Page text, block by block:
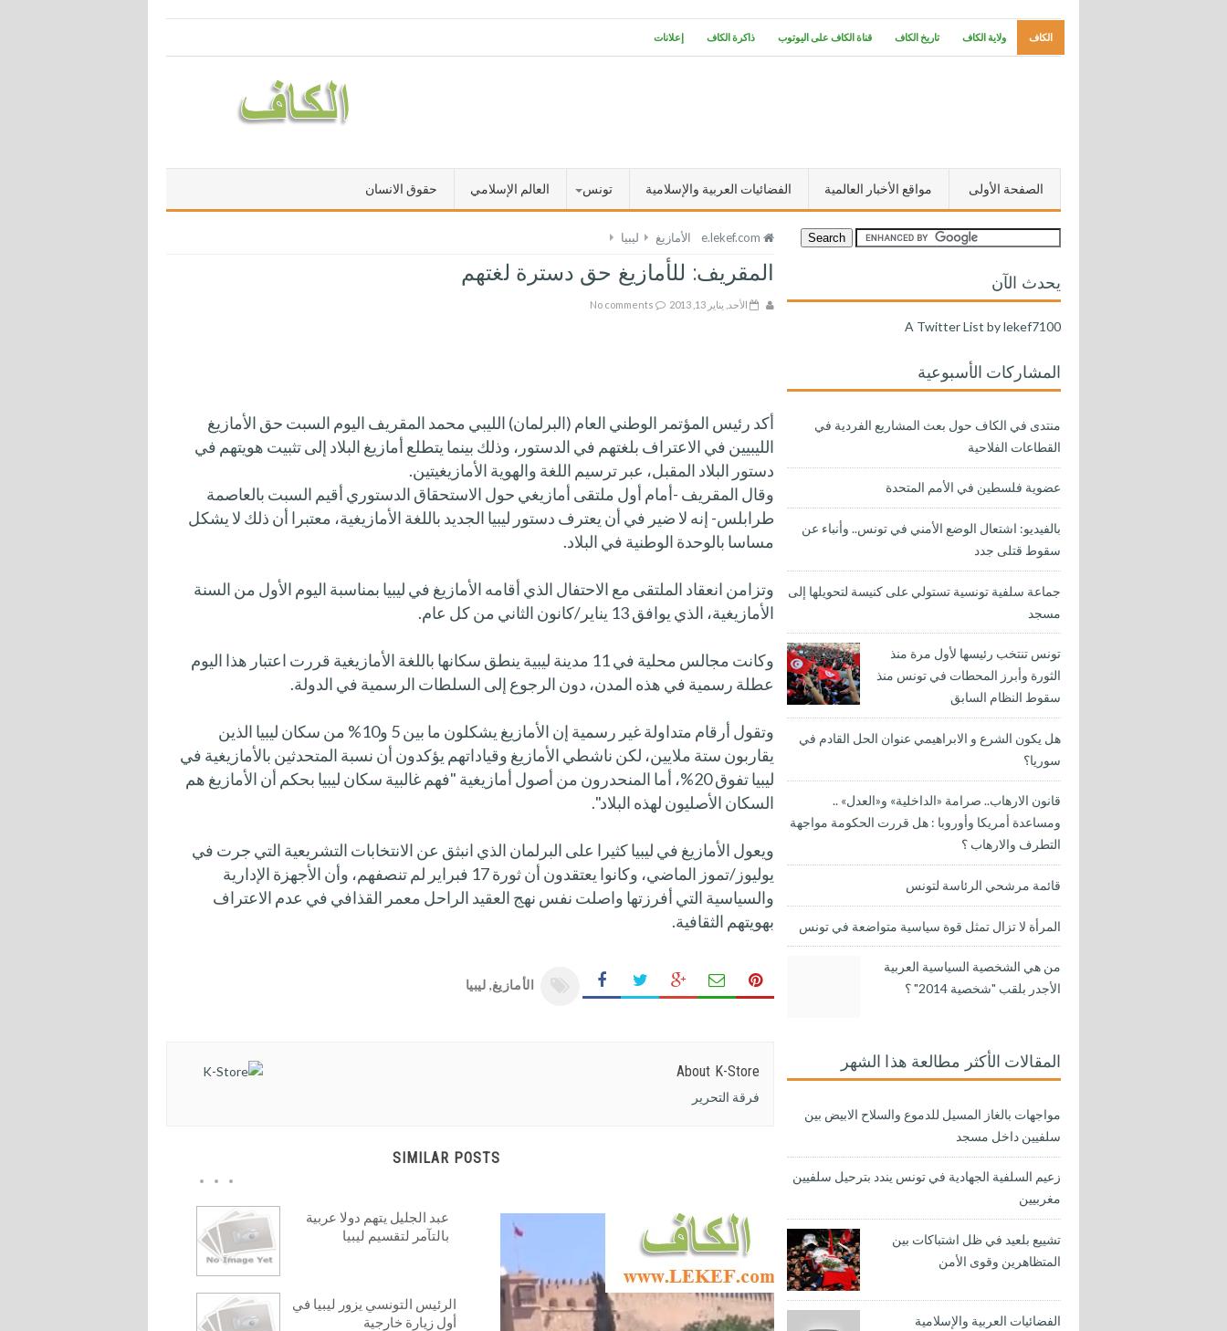
الكاف ولاية الكاف تاريخ الكاف قناة الكاف على اليوتوب ذاكرة الكاف إعلانات
الصفحة الأولى مواقع الأخبار العالمية الفضائيات العربية والإسلامية تونس العالم الإسلامي حقوق الانسان
e.lekef.com الأمازيغ ليبيا
المقريف: للأمازيغ حق دسترة لغتهم
الأحد, يناير 13, 2013 No comments
أكد رئيس المؤتمر الوطني العام (البرلمان) الليبي محمد المقريف اليوم السبت حق الأمازيغ
الليبيين في الاعتراف بلغتهم في الدستور، وذلك بينما يتطلع أمازيغ البلاد إلى تثبيت هويتهم في
دستور البلاد المقبل، عبر ترسيم اللغة والهوية الأمازيغيتين.
وقال المقريف -أمام أول ملتقى أمازيغي حول الاستحقاق الدستوري أقيم السبت بالعاصمة
طرابلس- إنه لا ضير في أن يعترف دستور ليبيا الجديد باللغة الأمازيغية، معتبرا أن ذلك لا يشكل
مساسا بالوحدة الوطنية في البلاد.
وتزامن انعقاد الملتقى مع الاحتفال الذي أقامه الأمازيغ في ليبيا بمناسبة اليوم الأول من السنة
الأمازيغية، الذي يوافق 13 يناير/كانون الثاني من كل عام.
وكانت مجالس محلية في 11 مدينة ليبية ينطق سكانها باللغة الأمازيغية قررت اعتبار هذا اليوم
عطلة رسمية في هذه المدن، دون الرجوع إلى السلطات الرسمية في الدولة.
وتقول أرقام متداولة غير رسمية إن الأمازيغ يشكلون ما بين 5 و10% من سكان ليبيا الذين
يقاربون ستة ملايين، لكن ناشطي الأمازيغ وقياداتهم يؤكدون أن نسبة المتحدثين بالأمازيغية في
ليبيا تفوق 20%، أما المنحدرون من أصول أمازيغية "فهم غالبية سكان ليبيا بحكم أن الأمازيغ هم
السكان الأصليون لهذه البلاد".
ويعول الأمازيغ في ليبيا كثيرا على البرلمان الذي انبثق عن الانتخابات التشريعية التي جرت في
يوليوز/تموز الماضي، وكانوا يعتقدون أن ثورة 17 فبراير لم تنصفهم، وأن الأجهزة الإدارية
والسياسية التي أفرزتها واصلت نفس نهج العقيد الراحل معمر القذافي في عدم الاعتراف
بهويتهم الثقافية.
الأمازيغ, ليبيا
About K-Store
فرقة التحرير
SIMILAR POSTS
عبد الجليل يتهم دولا عربية
بالتآمر لتقسيم ليبيا
الرئيس التونسي يزور ليبيا في
أول زيارة خارجية
يحدث الآن
A Twitter List by lekef7100
المشاركات الأسبوعية
منتدى في الكاف حول بعث المشاريع الفردية في
القطاعات الفلاحية
عضوية فلسطين في الأمم المتحدة
بالفيديو: اشتعال الوضع الأمني في تونس.. وأنباء عن
سقوط قتلى جدد
جماعة سلفية تونسية تستولي على كنيسة لتحويلها إلى
مسجد
تونس تنتخب رئيسها لأول مرة منذ
الثورة وأبرز المحطات في تونس منذ
سقوط النظام السابق
هل يكون الشرع و الابراهيمي عنوان الحل القادم في
سوريا؟
قانون الارهاب.. صرامة «الداخلية» و«العدل» ..
ومساعدة أمريكا وأوروبا : هل قررت الحكومة مواجهة
التطرف والارهاب ؟
قائمة مرشحي الرئاسة لتونس
المرأة لا تزال تمثل قوة سياسية متواضعة في تونس
من هي الشخصية السياسية العربية
الأجدر بلقب "شخصية 2014" ؟
المقالات الأكثر مطالعة هذا الشهر
مواجهات بالغاز المسيل للدموع والسلاح الابيض بين
سلفيين داخل مسجد
زعيم السلفية الجهادية في تونس يندد بترحيل سلفيين
مغربيين
تشييع بلعيد في ظل اشتباكات بين
المتظاهرين وقوى الأمن
الفضائيات العربية والإسلامية